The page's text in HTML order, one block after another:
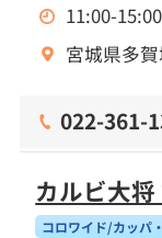
11:00-
宮城県多
022-361-
カルビ大
コロワイド/カッパ